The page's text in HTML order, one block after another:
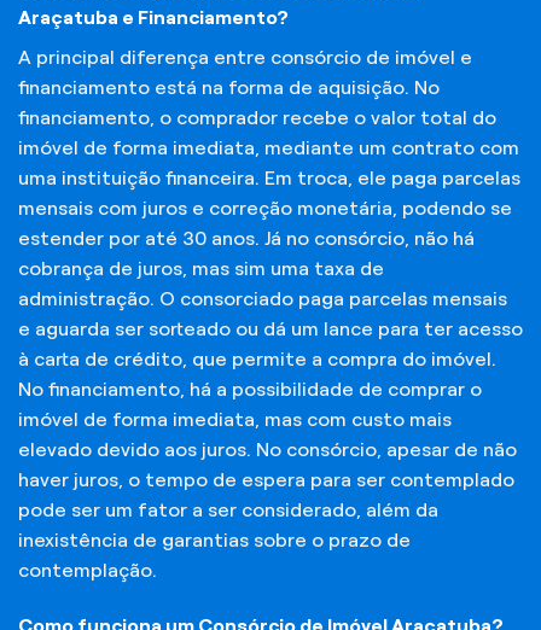
Araçatuba e Financiamento?
A principal diferença entre consórcio de imóvel e
financiamento está na forma de aquisição. No
financiamento, o comprador recebe o valor total do
imóvel de forma imediata, mediante um contrato com
uma instituição financeira. Em troca, ele paga parcelas
mensais com juros e correção monetária, podendo se
estender por até 30 anos. Já no consórcio, não há
cobrança de juros, mas sim uma taxa de
administração. O consorciado paga parcelas mensais
e aguarda ser sorteado ou dá um lance para ter acesso
à carta de crédito, que permite a compra do imóvel.
No financiamento, há a possibilidade de comprar o
imóvel de forma imediata, mas com custo mais
elevado devido aos juros. No consórcio, apesar de não
haver juros, o tempo de espera para ser contemplado
pode ser um fator a ser considerado, além da
inexistência de garantias sobre o prazo de
contemplação.